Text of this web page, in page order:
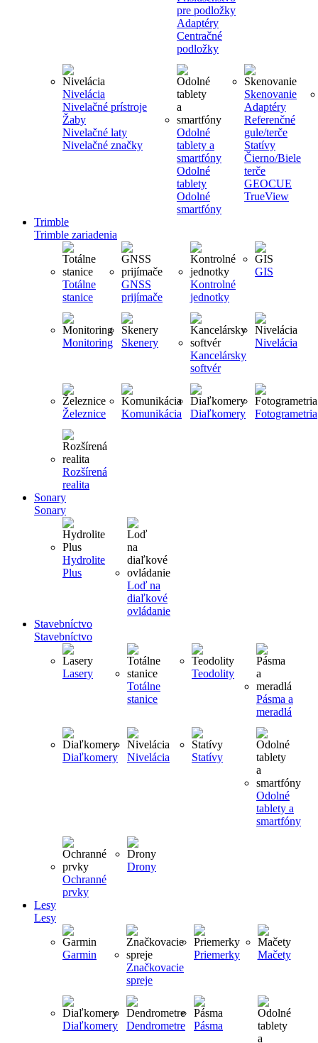
pre podložky
Adaptéry
Centračné
podložky
Nivelácia
Nivelačné prístroje
Žaby
Nivelačné laty
Nivelačné značky
Odolné
tablety a
smartfóny
Odolné
tablety
Odolné
smartfóny
Skenovanie
Adaptéry
Referenčné
gule/terče
Statívy
Čierno/Biele
terče
GEOCUE
TrueView
Trimble
Trimble zariadenia
Totálne
stanice
GNSS
prijímače
Kontrolné
jednotky
GIS
Monitoring
Skenery
Kancelársky
softvér
Nivelácia
Železnice Komunikácia Diaľkomery Fotogrametria
Rozšírená
realita
Sonary
Sonary
Hydrolite
Plus
Loď na
diaľkové
ovládanie
Stavebníctvo
Stavebníctvo
Lasery
Totálne
stanice
Teodolity
Pásma a
meradlá
Diaľkomery Nivelácia Statívy
Odolné
tablety a
smartfóny
Ochranné
prvky
Drony
Lesy
Lesy
Garmin
Značkovacie
spreje
Priemerky Mačety
Diaľkomery Dendrometre Pásma